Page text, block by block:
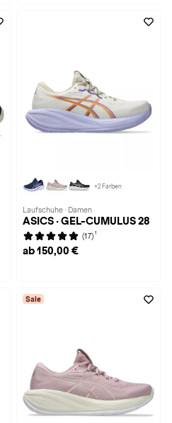
+2 Farben
Laufschuhe · Damen
ASICS · GEL-CUMULUS 28
(17) 1
ab 150,00 €
Sale